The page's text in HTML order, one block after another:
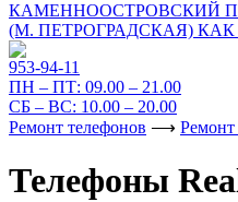
КАМЕННООСТРОВСКИЙ
(М. ПЕТРОГРАДСКАЯ) КАК
953-94-11
ПН – ПТ: 09.00 – 21.00
СБ – ВС: 10.00 – 20.00
Ремонт телефонов ⟶ Ремонт
Телефоны